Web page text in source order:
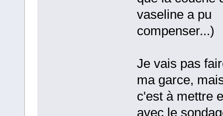
vaseline a pu
compenser...)
Je vais pas
ma garce,
c'est à mettre
avec le